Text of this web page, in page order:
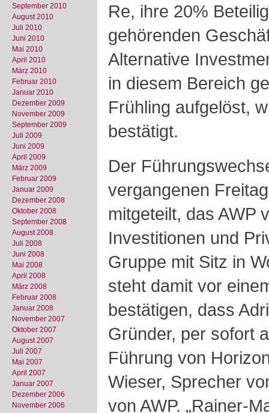
September 2010
August 2010
Juli 2010
Juni 2010
Mai 2010
April 2010
März 2010
Februar 2010
Januar 2010
Dezember 2009
November 2009
September 2009
Juli 2009
Juni 2009
April 2009
März 2009
Februar 2009
Januar 2009
Dezember 2008
Oktober 2008
September 2008
August 2008
Juli 2008
Juni 2008
Mai 2008
April 2008
März 2008
Februar 2008
Januar 2008
November 2007
Oktober 2007
August 2007
Juli 2007
Mai 2007
April 2007
Januar 2007
Dezember 2006
November 2006
Re, ihre 20%
gehörenden
Alternative
in diesem Bereich
Frühling aufgelöst,
bestätigt.
Der
vergangenen
mitgeteilt, das AWP
Investitionen und
Gruppe mit Sitz in
steht damit vor
bestätigen, dass
Gründer, per sofort
Führung von
Wieser, Sprecher
von AWP. „Rainer-